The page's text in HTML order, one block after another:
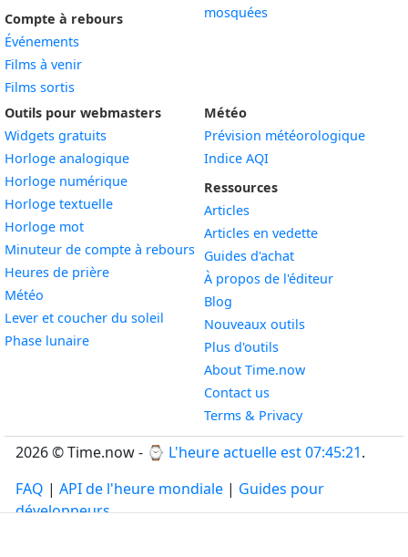
Compte à rebours
Événements
Films à venir
Films sortis
mosquées
Outils pour webmasters
Widgets gratuits
Horloge analogiqueWidget
Horloge numériqueWidget
Horloge textuelleWidget
Horloge motWidget
Minuteur de compte à rebours Widget
Heures de prièreWidget
Météo
Lever et coucher du soleil
Phase lunaireWidget
Météo
Prévision météorologique
Indice AQI
Ressources
Articles
Articles en vedette
Guides d'achat
À propos de l'éditeur
Blog
Nouveaux outils
Plus d'outils
About Time.now
Contact us
Terms & Privacy
2026 © Time.now - ⌚ L'heure actuelle est 07:45:22.
FAQ | API de l'heure mondiale | Guides pour
développeurs